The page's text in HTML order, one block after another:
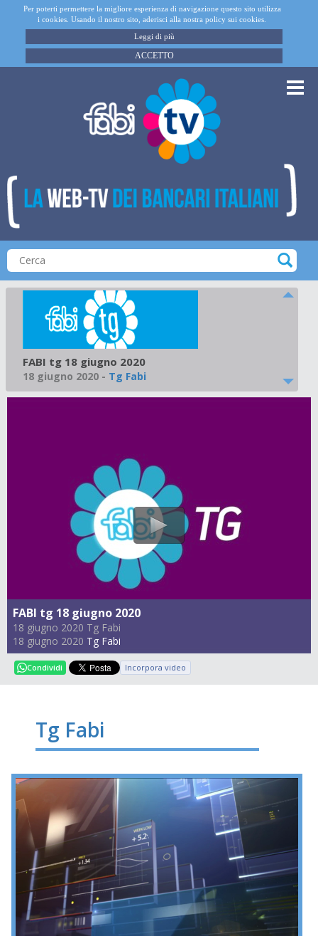
Per poterti permettere la migliore esperienza di navigazione questo sito utilizza
i cookies. Usando il nostro sito, aderisci alla nostra policy sui cookies.
Leggi di più
ACCETTO
FABI tg 18 giugno 2020
18 giugno 2020 Tg Fabi
18 giugno 2020 Tg Fabi
FABI tg 18 giugno 2020
18 giugno 2020 - Tg Fabi
Condividi Incorpora video
Tg Fabi